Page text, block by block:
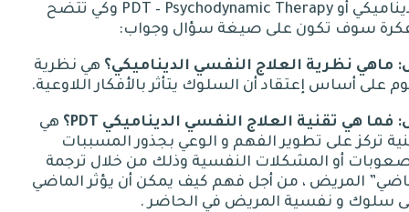
أو
وكي تتضح
سوف تكون على صيغة سؤال وجواب:
: ماهي نظرية العلاج النفسي الديناميكي؟ هي نظرية
على أساس إعتقاد أن السلوك يتأثر بالأفكار اللاوعية.
: فما هي تقنية العلاج النفسي الديناميكي ؟ هي
تركز على تطوير الفهم و الوعي بجذور المسببات
أو المشكلات النفسية وذلك من خلال ترجمة
” المريض ، من أجل فهم كيف يمكن أن يؤثر الماضي
سلوك و نفسية المريض في الحاضر.